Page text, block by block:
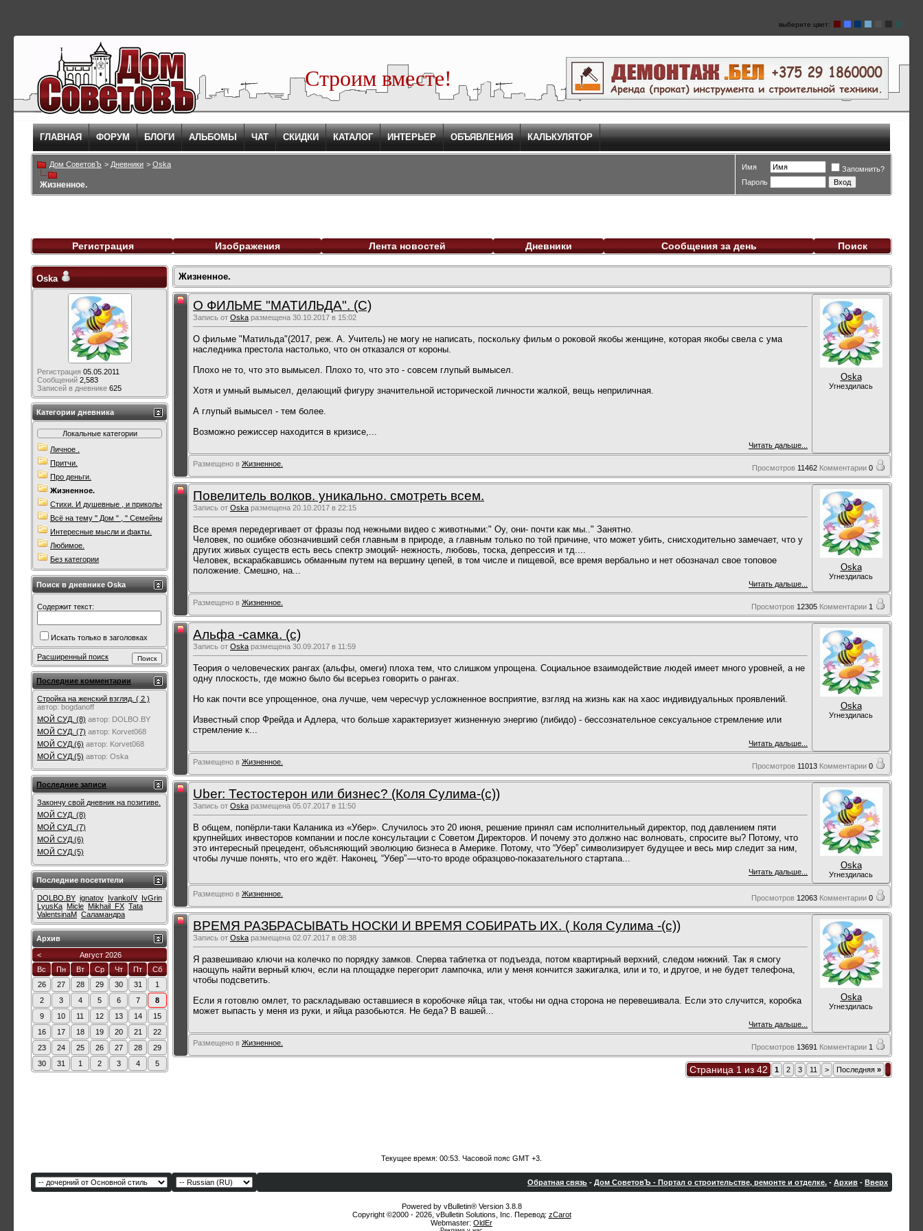
выберите цвет:
Строим вместе!
ГЛАВНАЯ ФОРУМ БЛОГИ АЛЬБОМЫ ЧАТ СКИДКИ КАТАЛОГ ИНТЕРЬЕР ОБЪЯВЛЕНИЯ КАЛЬКУЛЯТОР
Дом СоветовЪ > Дневники > Oska
Жизненное.
Имя
Запомнить?
Пароль
Регистрация Изображения Лента новостей Дневники Сообщения за день Поиск
Жизненное.
О ФИЛЬМЕ "МАТИЛЬДА". (С)
Запись от Oska размещена 30.10.2017 в 15:02
О фильме "Матильда"(2017, реж. А. Учитель) не могу не написать, поскольку фильм о роковой якобы женщине, которая якобы свела с ума
наследника престола настолько, что он отказался от короны.
Плохо не то, что это вымысел. Плохо то, что это - совсем глупый вымысел.
Хотя и умный вымысел, делающий фигуру значительной исторической личности жалкой, вещь неприличная.
А глупый вымысел - тем более.
Возможно режиссер находится в кризисе,...
Читать дальше...
Oska
Угнездилась
Размещено в Жизненное. Просмотров 11462 Комментарии 0
Повелитель волков. уникально. смотреть всем.
Запись от Oska размещена 20.10.2017 в 22:15
Все время передергивает от фразы под нежными видео с животными:" Оу, они- почти как мы.." Занятно.
Человек, по ошибке обозначивший себя главным в природе, а главным только по той причине, что может убить, снисходительно замечает, что у
других живых существ есть весь спектр эмоций- нежность, любовь, тоска, депрессия и тд....
Человек, вскарабкавшись обманным путем на вершину цепей, в том числе и пищевой, все время вербально и нет обозначал свое топовое
положение. Смешно, на...
Читать дальше...
Oska
Угнездилась
Размещено в Жизненное. Просмотров 12305 Комментарии 1
Альфа -самка. (с)
Запись от Oska размещена 30.09.2017 в 11:59
Теория о человеческих рангах (альфы, омеги) плоха тем, что слишком упрощена. Социальное взаимодействие людей имеет много уровней, а не
одну плоскость, где можно было бы всерьез говорить о рангах.
Но как почти все упрощенное, она лучше, чем чересчур усложненное восприятие, взгляд на жизнь как на хаос индивидуальных проявлений.
Известный спор Фрейда и Адлера, что больше характеризует жизненную энергию (либидо) - бессознательное сексуальное стремление или
стремление к...
Читать дальше...
Oska
Угнездилась
Размещено в Жизненное. Просмотров 11013 Комментарии 0
Uber: Тестостерон или бизнес? (Коля Сулима-(c))
Запись от Oska размещена 05.07.2017 в 11:50
В общем, попёрли-таки Каланика из «Убер». Случилось это 20 июня, решение принял сам исполнительный директор, под давлением пяти
крупнейших инвесторов компании и после консультации с Советом Директоров. И почему это должно нас волновать, спросите вы? Потому, что
это интересный прецедент, объясняющий эволюцию бизнеса в Америке. Потому, что “Убер” символизирует будущее и весь мир следит за ним,
чтобы лучше понять, что его ждёт. Наконец, “Убер” — что-то вроде образцово-показательного стартапа...
Читать дальше...
Oska
Угнездилась
Размещено в Жизненное. Просмотров 12063 Комментарии 0
ВРЕМЯ РАЗБРАСЫВАТЬ НОСКИ И ВРЕМЯ СОБИРАТЬ ИХ. ( Коля Сулима -(с))
Запись от Oska размещена 02.07.2017 в 08:38
Я развешиваю ключи на колечко по порядку замков. Сперва таблетка от подъезда, потом квартирный верхний, следом нижний. Так я смогу
наощупь найти верный ключ, если на площадке перегорит лампочка, или у меня кончится зажигалка, или и то, и другое, и не будет телефона,
чтобы подсветить.
Если я готовлю омлет, то раскладываю оставшиеся в коробочке яйца так, чтобы ни одна сторона не перевешивала. Если это случится, коробка
может выпасть у меня из руки, и яйца разобьются. Не беда? В вашей...
Читать дальше...
Oska
Угнездилась
Размещено в Жизненное. Просмотров 13691 Комментарии 1
Страница 1 из 42 1 2 3 11 > Последняя »
Oska
Регистрация 05.05.2011
Сообщений 2,583
Записей в дневнике 625
Категории дневника
Локальные категории
Личное .
Притчи.
Про деньги.
Жизненное.
Стихи. И душевные , и прикольные. Всякие.
Всё на тему " Дом " , " Семейны очаг " .
Интересные мысли и факты.
Любимое.
Без категории
Поиск в дневнике Oska
Содержит текст:
Искать только в заголовках
Расширенный поиск
Последние комментарии
Стройка на женский взгляд. ( 2 )
автор: bogdanoff
МОЙ СУД. (8) автор: DOLBO.BY
МОЙ СУД. (7) автор: Korvet068
МОЙ СУД.(6) автор: Korvet068
МОЙ СУД.(5) автор: Oska
Последние записи
Закончу свой дневник на позитиве.
МОЙ СУД. (8)
МОЙ СУД. (7)
МОЙ СУД.(6)
МОЙ СУД.(5)
Последние посетители
DOLBO.BY ignatov IvankoIV IvGrin
LyusKa Micle Mikhail_FX Tata
ValentsinaM Саламандра
Архив
<
Август 2026
Вс
Пн Вт Ср Чт Пт
Сб
26
27 28 29 30 31
1
2
3 4 5 6 7
8
9
10 11 12 13 14
15
16
17 18 19 20 21
22
23
24 25 26 27 28
29
30
31 1 2 3 4 5
Текущее время: 00:53 . Часовой пояс GMT +3.
Обратная связь - Дом СоветовЪ - Портал о строительстве, ремонте и отделке. - Архив - Вверх
Powered by vBulletin® Version 3.8.8
Copyright ©2000 - 2026, vBulletin Solutions, Inc. Перевод: zCarot
Webmaster: OldEr